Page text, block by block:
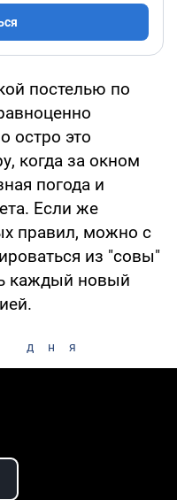
постелью по
остро это
когда за окном
погода и
Если же
правил, можно с
из "совы"
каждый новый
дня